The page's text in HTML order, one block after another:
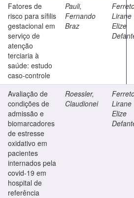
Fatores de
risco para sífilis
gestacional em
serviço de
atenção
terciaria à
saúde: estudo
caso-controle
Pauli,
Fernando
Braz
Lirane
Elize
Avaliação de
condições de
admissão e
biomarcadores
de estresse
oxidativo em
pacientes
internados pela
covid-19 em
hospital de
referência
Roessler,
Claudionei
Lirane
Elize